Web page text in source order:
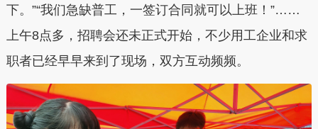
下。”“我们急缺普工，一签订合同就可以上班！”……
上午8点多，招聘会还未正式开始，不少用工企业和求
职者已经早早来到了现场，双方互动频频。